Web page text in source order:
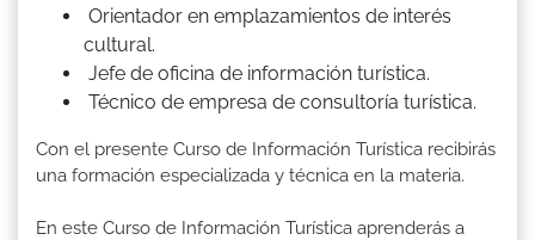
Orientador en emplazamientos de interés
cultural.
Jefe de oficina de información turística.
Técnico de empresa de consultoría turística.
Con el presente Curso de Información Turística recibirás
una formación especializada y técnica en la materia.
En este Curso de Información Turística aprenderás a